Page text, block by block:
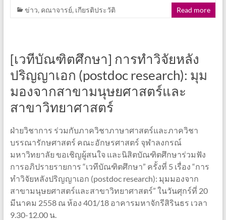
ข่าว, คณาจารย์, เกียรติประวัติ Read more
[เวทีบัณฑิตศึกษา] การทำวิจัยหลัง
ปริญญาเอก (postdoc research): มุม
มองจากสาขามนุษยศาสตร์และ
สาขาวิทยาศาสตร์
ฝ่ายวิชาการ ร่วมกับภาควิชาภาษาศาสตร์และภาควิชา
บรรณารักษศาสตร์ คณะอักษรศาสตร์ จุฬาลงกรณ์
มหาวิทยาลัย ขอเชิญผู้สนใจ และนิสิตบัณฑิตศึกษาร่วมฟัง
การอภิปรายรายการ “เวทีบัณฑิตศึกษา” ครั้งที่ 5 เรื่อง “การ
ทำวิจัยหลังปริญญาเอก (postdoc research): มุมมองจาก
สาขามนุษยศาสตร์และสาขาวิทยาศาสตร์” ในวันศุกร์ที่ 20
มีนาคม 2558 ณ ห้อง 401/18 อาคารมหาจักรีสิรินธร เวลา
9.30-12.00 น.